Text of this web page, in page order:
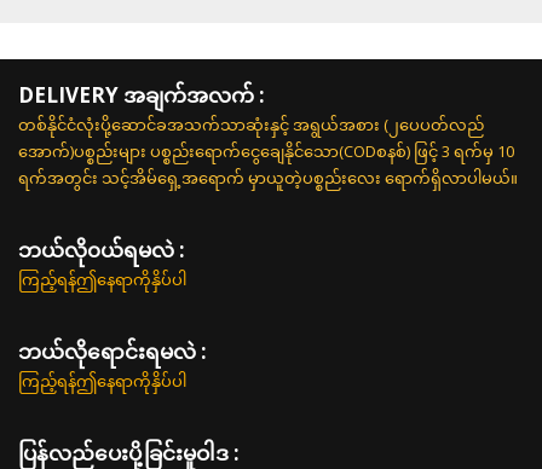
DELIVERY အချက်အလက် :
တစ်နိုင်ငံလုံးပို့ဆောင်ခအသက်သာဆုံးနှင့် အရွယ်အစား (၂ပေပတ်လည်
အောက်)ပစ္စည်းများ ပစ္စည်းရောက်ငွေချေနိုင်သော(CODစနစ်) ဖြင့် 3 ရက်မှ 10
ရက်အတွင်း သင့်အိမ်ရှေ့အရောက် မှာယူတဲ့ပစ္စည်းလေး ရောက်ရှိလာပါမယ်။
ဘယ်လို၀ယ်ရမလဲ :
ကြည့်ရန်ဤနေရာကိုနှိပ်ပါ
ဘယ်လိုရောင်းရမလဲ :
ကြည့်ရန်ဤနေရာကိုနှိပ်ပါ
ပြန်လည်ပေးပို့ခြင်းမူဝါဒ :